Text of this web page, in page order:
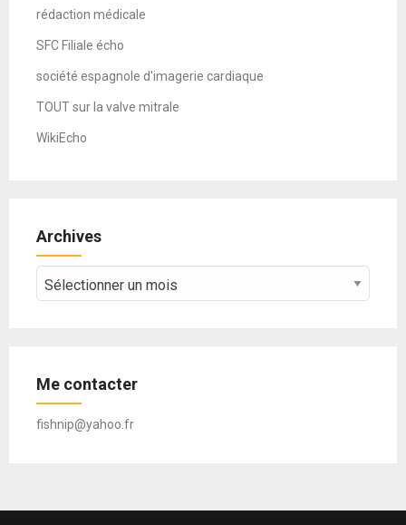
rédaction médicale
SFC Filiale écho
société espagnole d'imagerie cardiaque
TOUT sur la valve mitrale
WikiEcho
Archives
Me contacter
fishnip@yahoo.fr